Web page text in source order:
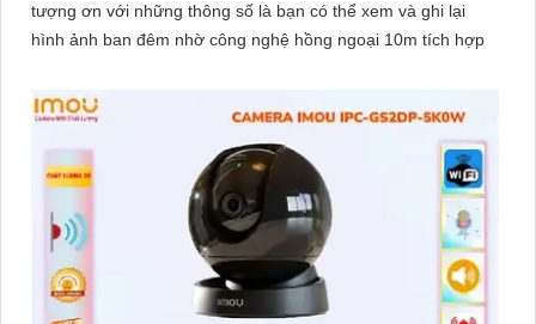
tượng ơn với những thông số là bạn có thể xem và ghi lại
hình ảnh ban đêm nhờ công nghệ hồng ngoại 10m tích hợp